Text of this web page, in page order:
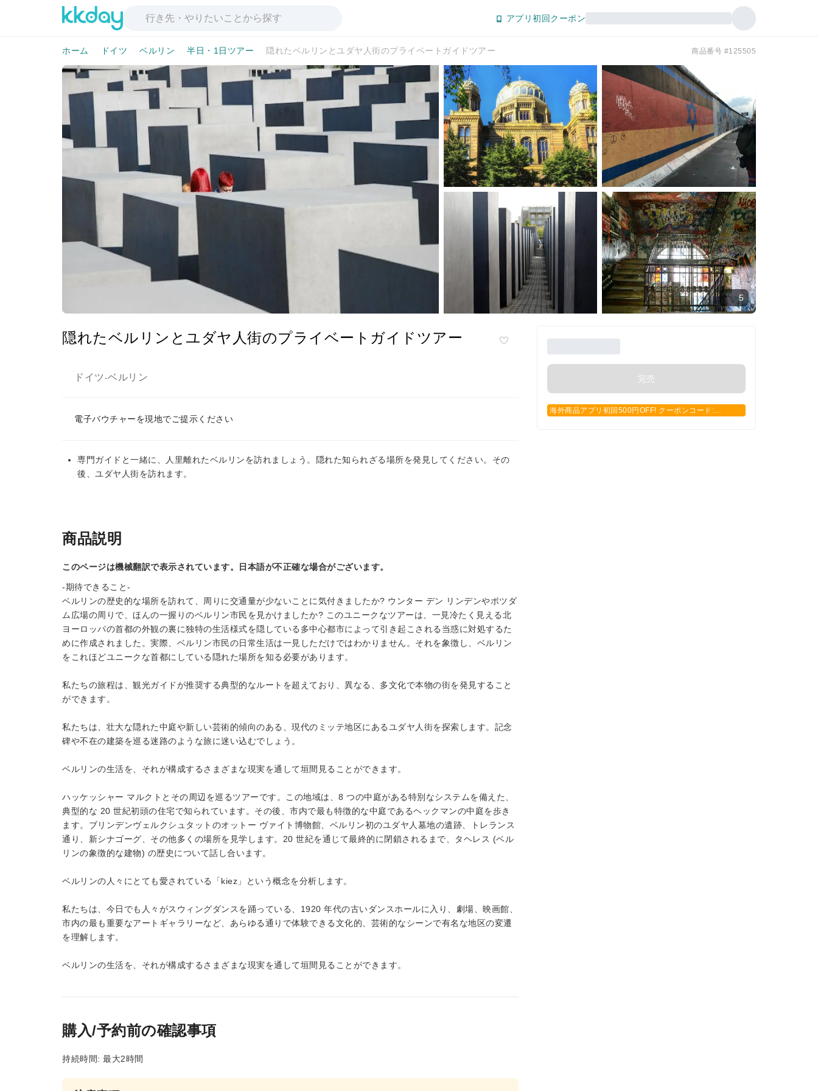
アプリ初回クーポン
ホーム ドイツ ベルリン 半日・1日ツアー 隠れたベルリンとユダヤ人街のプライベートガイドツアー 商品番号 #125505
5
隠れたベルリンとユダヤ人街のプライベートガイドツアー
ドイツ-ベルリン
電子バウチャーを現地でご提示ください
専門ガイドと一緒に、人里離れたベルリンを訪れましょう。隠れた知られざる場所を発見してください。その
後、ユダヤ人街を訪れます。
完売
海外商品アプリ初回500円OFF! クーポンコード:
商品説明
このページは機械翻訳で表示されています。日本語が不正確な場合がございます。
-期待できること-
ベルリンの歴史的な場所を訪れて、周りに交通量が少ないことに気付きましたか? ウンター デン リンデンやポツダ
ム広場の周りで、ほんの一握りのベルリン市民を見かけましたか? このユニークなツアーは、一見冷たく見える北
ヨーロッパの首都の外観の裏に独特の生活様式を隠している多中心都市によって引き起こされる当惑に対処するた
めに作成されました。実際、ベルリン市民の日常生活は一見しただけではわかりません。それを象徴し、ベルリン
をこれほどユニークな首都にしている隠れた場所を知る必要があります。
私たちの旅程は、観光ガイドが推奨する典型的なルートを超えており、異なる、多文化で本物の街を発見すること
ができます。
私たちは、壮大な隠れた中庭や新しい芸術的傾向のある、現代のミッテ地区にあるユダヤ人街を探索します。記念
碑や不在の建築を巡る迷路のような旅に迷い込むでしょう。
ベルリンの生活を、それが構成するさまざまな現実を通して垣間見ることができます。
ハッケッシャー マルクトとその周辺を巡るツアーです。この地域は、8 つの中庭がある特別なシステムを備えた、
典型的な 20 世紀初頭の住宅で知られています。その後、市内で最も特徴的な中庭であるヘックマンの中庭を歩き
ます。ブリンデンヴェルクシュタットのオットー ヴァイト博物館、ベルリン初のユダヤ人墓地の遺跡、トレランス
通り、新シナゴーグ、その他多くの場所を見学します。20 世紀を通じて最終的に閉鎖されるまで、タヘレス (ベル
リンの象徴的な建物) の歴史について話し合います。
ベルリンの人々にとても愛されている「kiez」という概念を分析します。
私たちは、今日でも人々がスウィングダンスを踊っている、1920 年代の古いダンスホールに入り、劇場、映画館、
市内の最も重要なアートギャラリーなど、あらゆる通りで体験できる文化的、芸術的なシーンで有名な地区の変遷
を理解します。
ベルリンの生活を、それが構成するさまざまな現実を通して垣間見ることができます。
購入/予約前の確認事項
持続時間: 最大2時間